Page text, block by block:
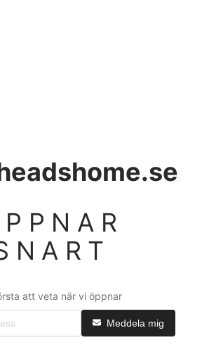
att veta när vi öppnar
Meddela mig